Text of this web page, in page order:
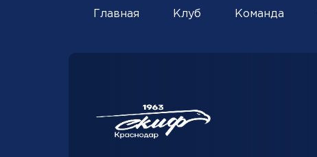
Главная Клуб Команда